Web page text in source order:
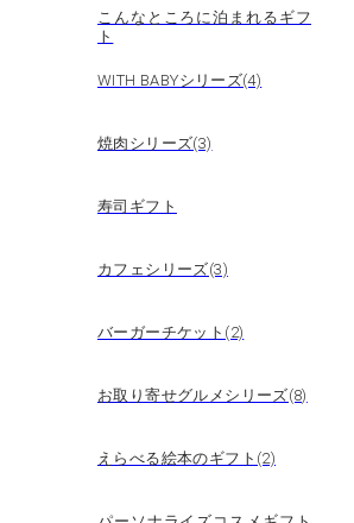
こんなところに泊まれるギフ
ト
WITH BABYシリーズ(4)
焼肉シリーズ(3)
寿司ギフト
カフェシリーズ(3)
バーガーチケット(2)
お取り寄せグルメシリーズ(8)
えらべる絵本のギフト(2)